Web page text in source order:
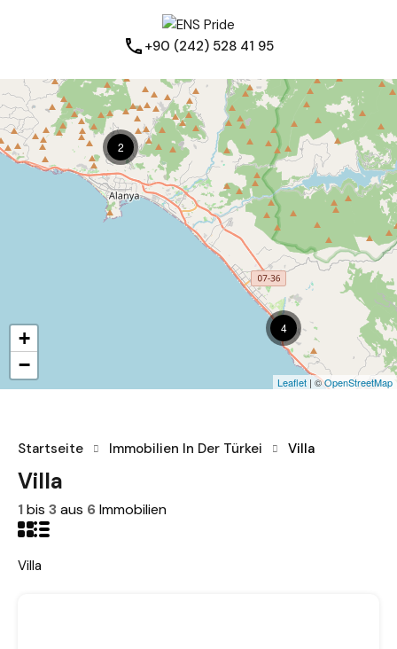
+90 (242) 528 41 95
4
2
+
−
Leaflet | ©OpenStreetMap
Startseite Immobilien In Der Türkei Villa
Villa
1bis 3aus 6Immobilien
Villa